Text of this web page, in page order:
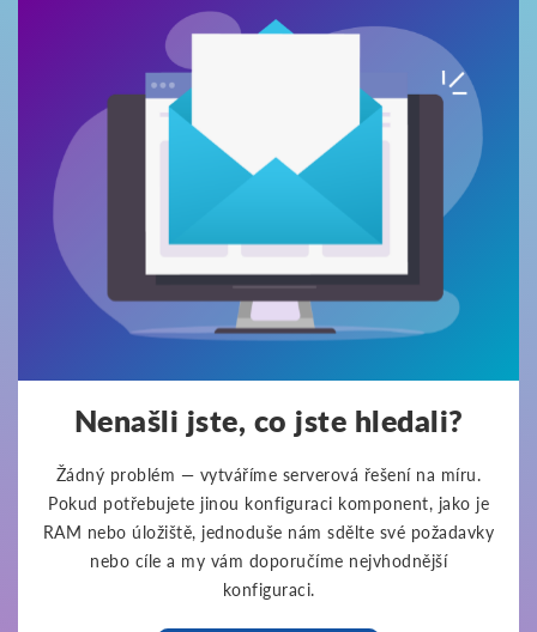
Nenašli jste, co jste hledali?
Žádný problém — vytváříme serverová řešení na míru.
Pokud potřebujete jinou konfiguraci komponent, jako je
RAM nebo úložiště, jednoduše nám sdělte své požadavky
nebo cíle a my vám doporučíme nejvhodnější
konfiguraci.